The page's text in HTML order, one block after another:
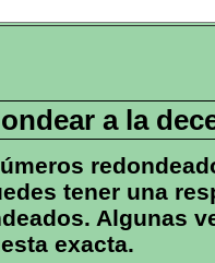
a la
tener una
Algunas
exacta.